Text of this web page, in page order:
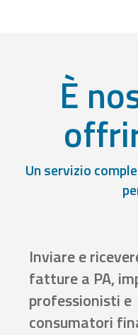
È
Un servizio
Inviare e
fatture a PA,
professionisti e
consumatori